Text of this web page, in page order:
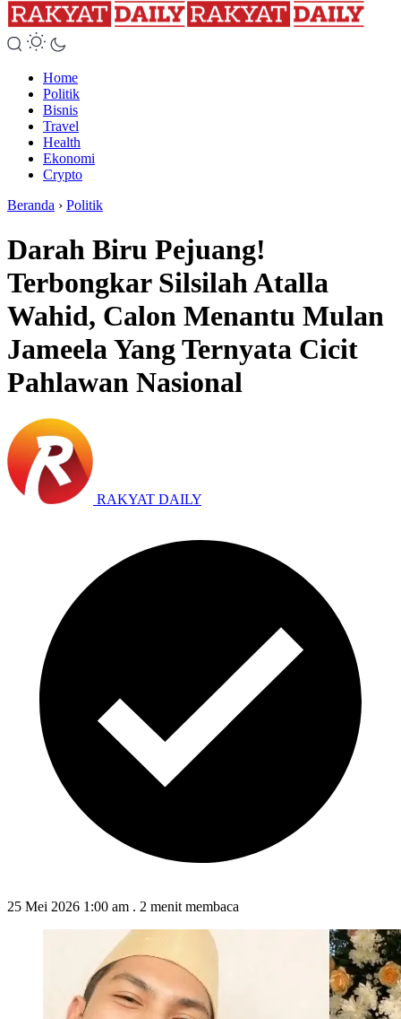
Home
Politik
Bisnis
Travel
Health
Ekonomi
Crypto
Beranda › Politik
Darah Biru Pejuang!
Terbongkar Silsilah Atalla
Wahid, Calon Menantu Mulan
Jameela Yang Ternyata Cicit
Pahlawan Nasional
RAKYAT DAILY
25 Mei 2026 1:00 am . 2 menit membaca